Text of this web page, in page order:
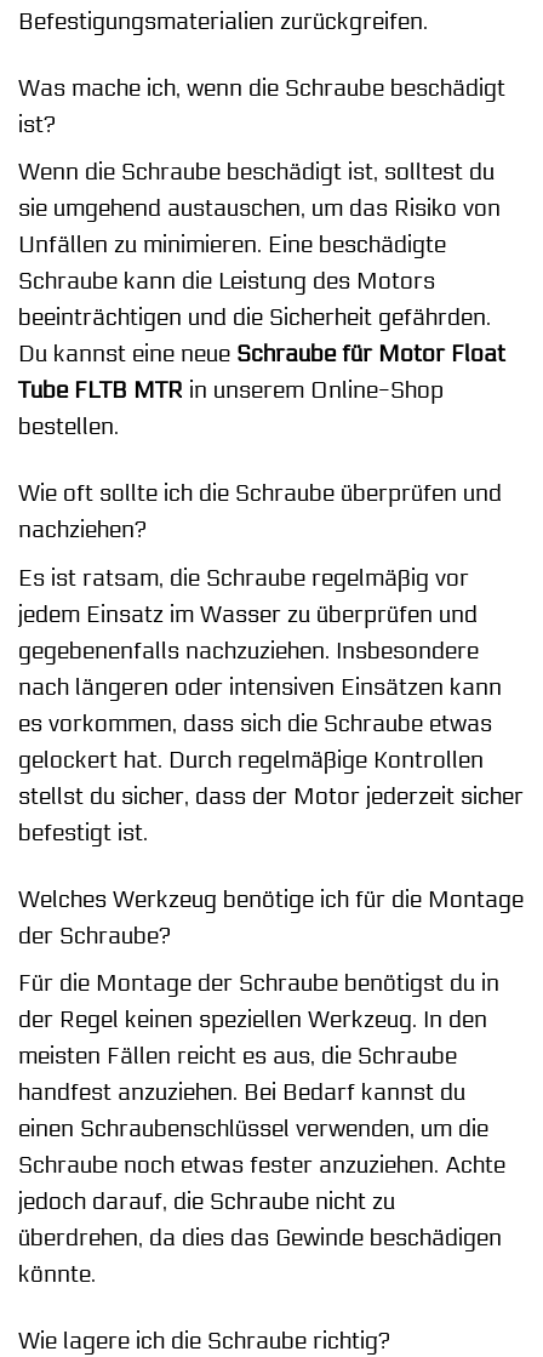
Befestigungsmaterialien zurückgreifen.
Was mache ich, wenn die Schraube beschädigt
ist?
Wenn die Schraube beschädigt ist, solltest du
sie umgehend austauschen, um das Risiko von
Unfällen zu minimieren. Eine beschädigte
Schraube kann die Leistung des Motors
beeinträchtigen und die Sicherheit gefährden.
Du kannst eine neue Schraube für Motor Float
Tube FLTB MTR in unserem Online-Shop
bestellen.
Wie oft sollte ich die Schraube überprüfen und
nachziehen?
Es ist ratsam, die Schraube regelmäßig vor
jedem Einsatz im Wasser zu überprüfen und
gegebenenfalls nachzuziehen. Insbesondere
nach längeren oder intensiven Einsätzen kann
es vorkommen, dass sich die Schraube etwas
gelockert hat. Durch regelmäßige Kontrollen
stellst du sicher, dass der Motor jederzeit sicher
befestigt ist.
Welches Werkzeug benötige ich für die Montage
der Schraube?
Für die Montage der Schraube benötigst du in
der Regel keinen speziellen Werkzeug. In den
meisten Fällen reicht es aus, die Schraube
handfest anzuziehen. Bei Bedarf kannst du
einen Schraubenschlüssel verwenden, um die
Schraube noch etwas fester anzuziehen. Achte
jedoch darauf, die Schraube nicht zu
überdrehen, da dies das Gewinde beschädigen
könnte.
Wie lagere ich die Schraube richtig?